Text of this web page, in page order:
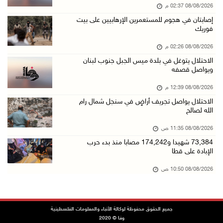
42 الف مسافر تنقلوا عبر معبر الكرامة الأسبوع ...
08/آب/2026 11:44 ص
منتخبنا الوطني للتايكواندو يستهل مشاركته في ب ...
08/آب/2026 11:06 ص
"فانا": الثقافة البحرينية تـصون الهوية الوطني ...
08/آب/2026 10:50 ص
مستعمرون إرهابيون يهاجمون منزلا ويقتحمون مناط ...
قوات الاحتلال تجري تحقيقات ميدانية مع عشرات ا ...
08/08/2026 02:37 م
إصابتان في هجوم للمستعمرين الإرهابيين على بيت
فوريك
08/08/2026 02:26 م
الاحتلال يتوغل في بلدة ميس الجبل جنوب لبنان
ويواصل قصفه
08/08/2026 12:39 م
الاحتلال يواصل تجريف أراضٍ في سنجل شمال رام
الله لصالح
08/08/2026 11:35 ص
73,384 شهيدا و174,242 مصابا منذ بدء حرب
الإبادة على قطا
08/08/2026 10:50 ص
جميع الحقوق محفوظة لوكالة الأنباء والمعلومات الفلسطينية
وفا © 2020